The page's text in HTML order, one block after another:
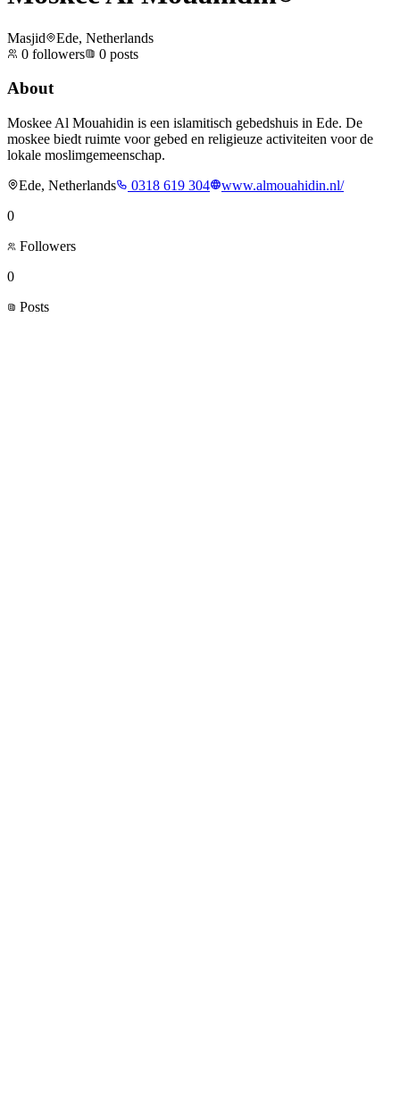
Masjid
Ede, Netherlands
0 followers 0 posts
About
Moskee Al Mouahidin is een islamitisch gebedshuis in Ede. De
moskee biedt ruimte voor gebed en religieuze activiteiten voor de
lokale moslimgemeenschap.
Ede, Netherlands
0318 619 304
www.almouahidin.nl/
0
Followers
0
Posts